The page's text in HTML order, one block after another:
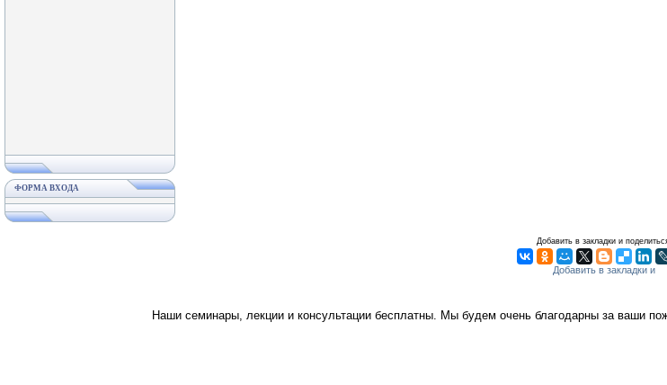
ФОРМА ВХОДА
Добавить в закладки и
Наши семинары, лекции и консультации бесплатны. Мы будем очень благодарны за ваши